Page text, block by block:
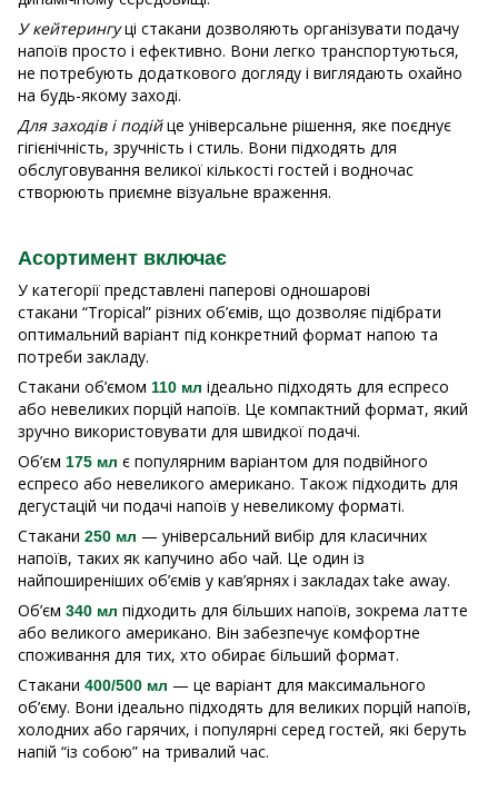
У кейтерингуці стакани дозволяють організувати подачу
напоїв просто і ефективно. Вони легко транспортуються,
не потребують додаткового догляду і виглядають охайно
на будь-якому заході.
Для заходів і подійце універсальне рішення, яке поєднує
гігієнічність, зручність і стиль. Вони підходять для
обслуговування великої кількості гостей і водночас
створюють приємне візуальне враження.
Асортимент включає
У категорії представлені паперові одношарові
стакани “Tropical” різних об’ємів, що дозволяє підібрати
оптимальний варіант під конкретний формат напою та
потреби закладу.
Стакани об’ємом 110 мл ідеально підходять для еспресо
або невеликих порцій напоїв. Це компактний формат, який
зручно використовувати для швидкої подачі.
Об’єм 175 мл є популярним варіантом для подвійного
еспресо або невеликого американо. Також підходить для
дегустацій чи подачі напоїв у невеликому форматі.
Стакани 250 мл — універсальний вибір для класичних
напоїв, таких як капучино або чай. Це один із
найпоширеніших об’ємів у кав’ярнях і закладах take away.
Об’єм 340 мл підходить для більших напоїв, зокрема латте
або великого американо. Він забезпечує комфортне
споживання для тих, хто обирає більший формат.
Стакани 400/500 мл — це варіант для максимального
об’єму. Вони ідеально підходять для великих порцій напоїв,
холодних або гарячих, і популярні серед гостей, які беруть
напій “із собою” на тривалий час.